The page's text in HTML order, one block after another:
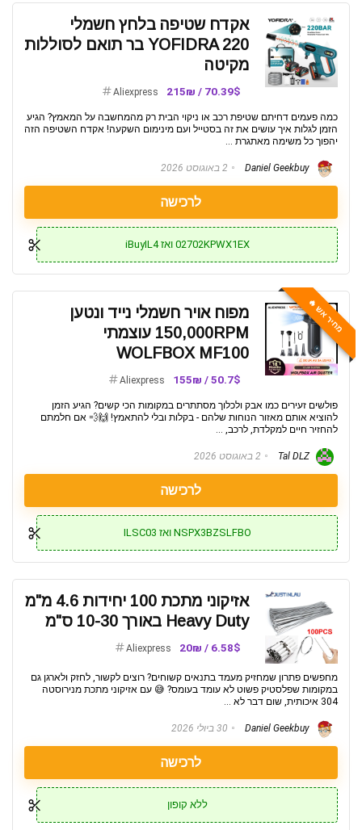
אקדח שטיפה בלחץ חשמלי
YOFIDRA 220 בר תואם לסוללות
מקיטה
70.39$ / 215₪
Aliexpress
כמה פעמים דחיתם שטיפת רכב או ניקוי הבית רק מהמחשבה על המאמץ? הגיע
הזמן לגלות איך עושים את זה בסטייל ועם מינימום השקעה! אקדח השטיפה הזה
יהפוך כל משימה מאתגרת ...
2 באוגוסט 2026
לרכישה
02702KPWX1EX ואז iBuyIL4
מחיר אש 🔥
מפוח אויר חשמלי נייד ונטען
150,000RPM עוצמתי
WOLFBOX MF100
50.7$ / 155₪
Aliexpress
פולשים זעירים כמו אבק ולכלוך מסתתרים במקומות הכי קשים? הגיע הזמן
להוציא אותם מאזור הנוחות שלהם - בקלות ובלי להתאמץ! 🙌💨 אם חלמתם
להחזיר חיים למקלדת, לרכב, ...
Tal DLZ 2 באוגוסט 2026
לרכישה
NSPX3BZSLFBO ואז ILSC03
אזיקוני מתכת 100 יחידות 4.6 מ"מ
Heavy Duty באורך 10-30 ס"מ
6.58$ / 20₪
Aliexpress
מחפשים פתרון שמחזיק מעמד בתנאים קשוחים? רוצים לקשור, לחזק ולארגן גם
במקומות שפלסטיק פשוט לא עומד בעומס? 😅 עם אזיקוני מתכת מנירוסטה
304 איכותית, שום דבר לא ...
30 ביולי 2026
לרכישה
ללא קופון